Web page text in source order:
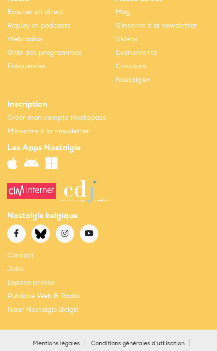
Ecouter en direct
Replay et podcasts
Webradios
Grille des programmes
Fréquences
Mag
S'inscrire à la newsletter
Vidéos
Evènements
Concours
Nostalgie+
Inscription
Créer mon compte Nostapass
M'inscrire à la newsletter
Les Apps Nostalgie
Nostalgie belgique
Contact
Jobs
Espace presse
Publicité Web & Radio
Naar Nostalgie België
Mentions légales
Conditions générales d'utilisation